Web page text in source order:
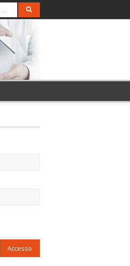
Accesso